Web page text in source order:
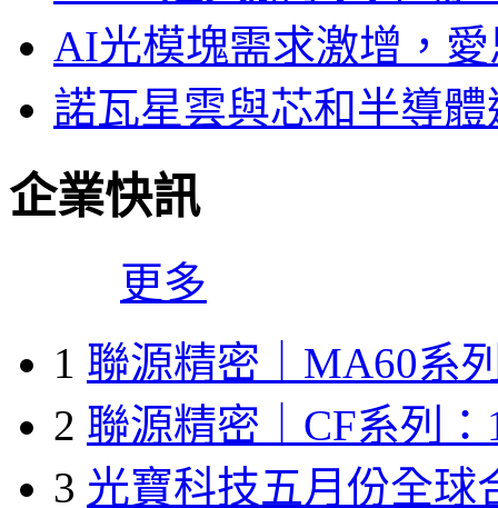
AI光模塊需求激增，
諾瓦星雲與芯和半導
企業快訊
更多
1 聯源精密｜MA60系
2 聯源精密｜CF系列：
3 光寶科技五月份全球